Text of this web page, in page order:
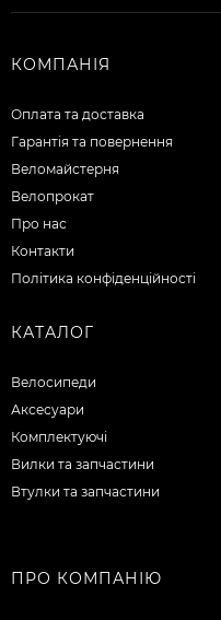
КОМПАНІЯ
Оплата та доставка
Гарантія та повернення
Веломайстерня
Велопрокат
Про нас
Контакти
Політика конфіденційності
КАТАЛОГ
Велосипеди
Аксесуари
Комплектуючі
Вилки та запчастини
Втулки та запчастини
ПРО КОМПАНІЮ